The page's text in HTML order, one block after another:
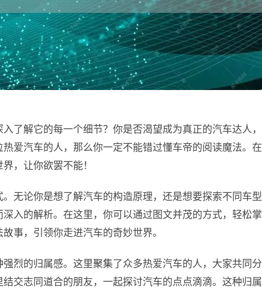
了解它的每一个细节？你是否渴望成为真正的汽车达人，
爱汽车的人，那么你一定不能错过懂车帝的阅读魔法。在
，让你欲罢不能！
无论你是想了解汽车的构造原理，还是想要探索不同车型
入的解析。在这里，你可以通过图文并茂的方式，轻松掌
事，引领你走进汽车的奇妙世界。
烈的归属感。这里聚集了众多热爱汽车的人，大家共同分
交志同道合的朋友，一起探讨汽车的点点滴滴。这种归属